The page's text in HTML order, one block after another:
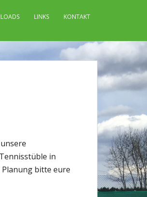
LINKS KONTAKT
in
bitte eure